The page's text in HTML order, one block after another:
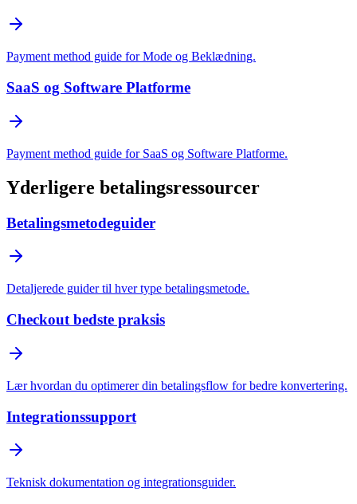
Payment method guide for Mode og Beklædning.
SaaS og Software Platforme
Payment method guide for SaaS og Software Platforme.
Yderligere betalingsressourcer
Betalingsmetodeguider
Detaljerede guider til hver type betalingsmetode.
Checkout bedste praksis
Lær hvordan du optimerer din betalingsflow for bedre konvertering.
Integrationssupport
Teknisk dokumentation og integrationsguider.